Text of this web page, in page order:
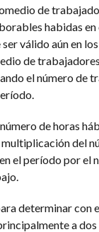
de
habidas
válido aún en
de
el número de
de horas
del
el período por el
determinar con
a